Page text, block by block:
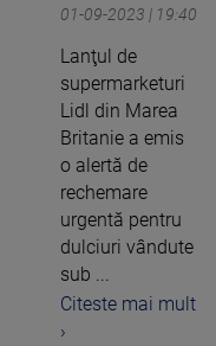
01-09-2023 | 19:40
Lanţul de
supermarketuri
Lidl din Marea
Britanie a emis
o alertă de
rechemare
urgentă pentru
dulciuri vândute
sub ...
Citeste mai mult
›